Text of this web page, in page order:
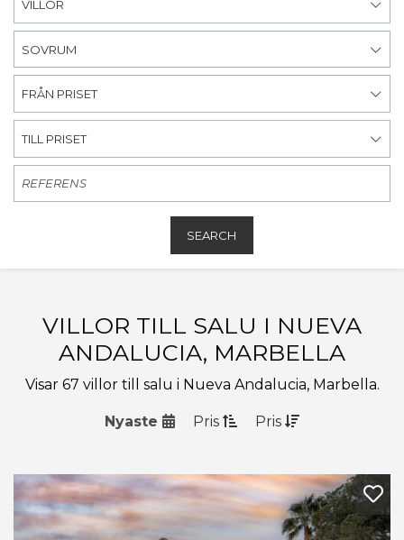
VILLOR
SOVRUM
FRÅN PRISET
TILL PRISET
SEARCH
VILLOR TILL SALU I NUEVA
ANDALUCIA, MARBELLA
Visar 67 villor till salu i Nueva Andalucia, Marbella.
Nyaste Pris Pris